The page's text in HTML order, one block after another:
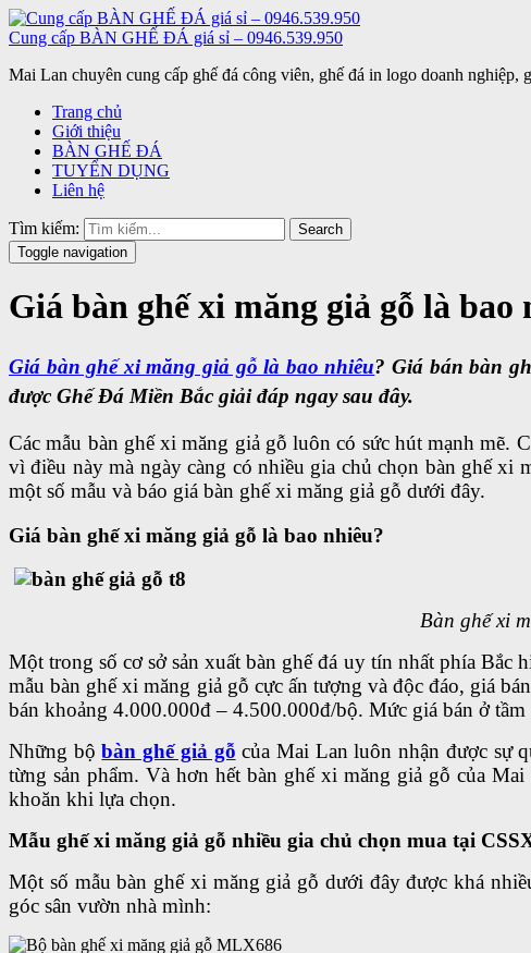
Cung cấp BÀN GHẾ ĐÁ giá sỉ – 0946.539.950
Mai Lan chuyên cung cấp ghế đá công viên, ghế đá in logo doanh nghiệp,
Trang chủ
Giới thiệu
BÀN GHẾ ĐÁ
TUYỂN DỤNG
Liên hệ
Tìm kiếm:
Search
Toggle navigation
Giá bàn ghế xi măng giả gỗ là
Giá bàn ghế xi măng giả gỗ là bao nhiêu? Giá bán bàn
được Ghế Đá Miền Bắc giải đáp ngay sau đây.
Các mẫu bàn ghế xi măng giả gỗ luôn có sức hút mạnh mẽ.
vì điều này mà ngày càng có nhiều gia chủ chọn bàn ghế xi
một số mẫu và báo giá bàn ghế xi măng giả gỗ dưới đây.
Giá bàn ghế xi măng giả gỗ là bao nhiêu?
Bàn ghế xi
Một trong số cơ sở sản xuất bàn ghế đá uy tín nhất phía
mẫu bàn ghế xi măng giả gỗ cực ấn tượng và độc đáo, giá
bán khoảng 4.000.000đ – 4.500.000đ/bộ. Mức giá bán ở
Những bộbàn ghế giả gỗ của Mai Lan luôn nhận được sự
từng sản phẩm. Và hơn hết bàn ghế xi măng giả gỗ của
khoăn khi lựa chọn.
Mẫu ghế xi măng giả gỗ nhiều gia chủ chọn mua tại
Một số mẫu bàn ghế xi măng giả gỗ dưới đây được khá
góc sân vườn nhà mình: